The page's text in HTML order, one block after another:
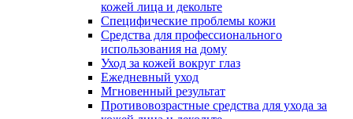
кожей лица и декольте
Специфические проблемы кожи
Средства для профессионального
использования на дому
Уход за кожей вокруг глаз
Ежедневный уход
Мгновенный результат
Противовозрастные средства для ухода за